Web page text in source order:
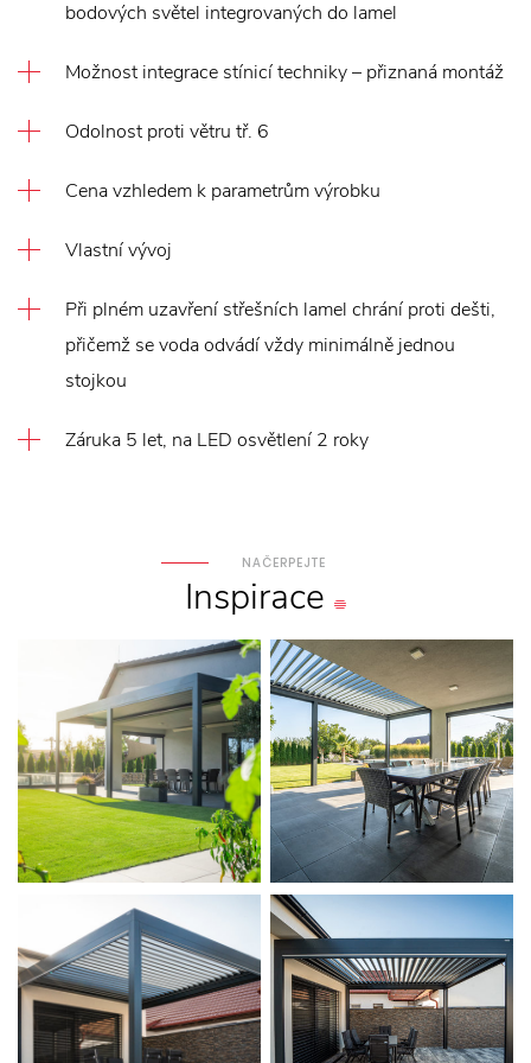
bodových světel integrovaných do lamel
Možnost integrace stínicí techniky – přiznaná montáž
Odolnost proti větru tř. 6
Cena vzhledem k parametrům výrobku
Vlastní vývoj
Při plném uzavření střešních lamel chrání proti dešti,
přičemž se voda odvádí vždy minimálně jednou
stojkou
Záruka 5 let, na LED osvětlení 2 roky
NAČERPEJTE
Inspirace